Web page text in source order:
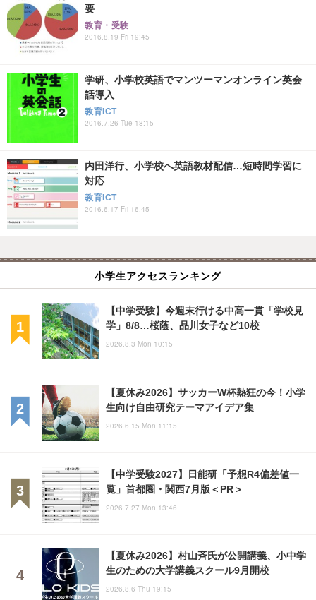
要
教育・受験
2016.8.19 Fri 19:45
学研、小学校英語でマンツーマンオンライン英会
話導入
教育ICT
2016.7.26 Tue 18:15
内田洋行、小学校へ英語教材配信…短時間学習に
対応
教育ICT
2016.6.17 Fri 16:45
小学生アクセスランキング
【中学受験】今週末行ける中高一貫「学校見
学」8/8…桜蔭、品川女子など10校
2026.8.3 Mon 10:15
【夏休み2026】サッカーW杯熱狂の今！小学
生向け自由研究テーマアイデア集
2026.6.15 Mon 11:15
【中学受験2027】日能研「予想R4偏差値一
覧」首都圏・関西7月版＜PR＞
2026.7.27 Mon 13:46
【夏休み2026】村山斉氏が公開講義、小中学
生のための大学講義スクール9月開校
2026.8.6 Thu 19:15